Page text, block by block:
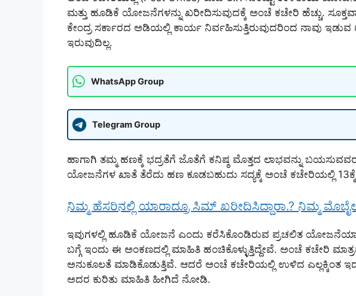
ಮತ್ತು ಹೂಡಿಕೆ ಯೋಜನೆಗಳನ್ನು ಖರೀದಿಸುವುದಕ್ಕೆ ಅಂಚೆ ಕಚೇರಿ ಹೆಚ್ಚು.
ಕೇಂದ್ರ ಸರ್ಕಾರದ ಅಡಿಯಲ್ಲಿ ಕಾರ್ಯ ನಿರ್ವಹಿಸುತ್ತಿರುವುದರಿಂದ ನಾವು
ಇರುವುದಿಲ್ಲ.
WhatsApp Group
Telegram Group
ಹಾಗಾಗಿ ತಮ್ಮ ಹಣಕ್ಕೆ ಭದ್ರತೆಗೆ ಜೊತೆಗೆ ಕನಿಷ್ಠ ಮೊತ್ತದ ಲಾಭವನ್ನು
ಯೋಜನೆಗಳ ಖಾತೆ ತೆರೆದು ಹಣ ಕೂಡಬಹುದು ಸದ್ಯಕ್ಕೆ ಅಂಚೆ ಕಚೇರಿಯಲ್ಲಿ
ನಿಮ್ಮ ಹೆಸರಿನಲ್ಲಿ ಯಾರಾದ್ರೂ ಸಿಮ್ ಖರೀದಿಸಿದ್ದಾರಾ.? ನಿಮ್ಮ
ಇವುಗಳಲ್ಲಿ ಹೂಡಿಕೆ ಯೋಜನೆ ಎಂದು ಕರೆಸಿಕೊಂಡಿರುವ ಪ್ರಚಲಿತ
ಬಗ್ಗೆ ಇಂದು ಈ ಅಂಕಣದಲ್ಲಿ ಮಾಹಿತಿ ಹಂಚಿಕೊಳ್ಳುತ್ತಿದ್ದೇವೆ. ಅಂಚೆ ಕಚೇರಿ
ಅನುಕೂಲತೆ ಮಾಡಿಕೊಡುತ್ತಿವೆ. ಆದರೆ ಅಂಚೆ ಕಚೇರಿಯಲ್ಲಿ ಉಳಿದ ಎಲ್ಲಕ್ಕಿಂತ
ಅದರ ಕುರಿತು ಮಾಹಿತಿ ಹೀಗಿದೆ ನೋಡಿ.